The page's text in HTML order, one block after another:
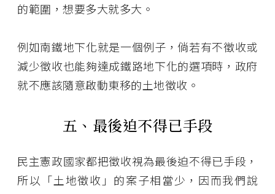
的範圍，想要多大就多大。
例如南鐵地下化就是一個例子，倘若有不徵收或
減少徵收也能夠達成鐵路地下化的選項時，政府
就不應該隨意啟動東移的土地徵收。
五、最後迫不得已手段
民主憲政國家都把徵收視為最後迫不得已手段，
所以「土地徵收」的案子相當少，因而我們說